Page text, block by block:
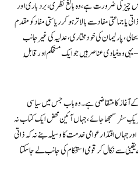
کی ضرورت ہے، وہ بالغ نظری، بردباری اور
یا جماعتی مفاد سے بالاتر ہو کر ریاستی مفاد کو مقدم
پارلیمان کی خودمختاری، عدلیہ کی غیر جانب
وہ بنیادی عناصر ہیں جو ایک مستحکم اور قابلِ
کے آغاز کا متقاضی ہے۔ وہ باب جس میں سیاسی
سفر سمجھا جائے، جہاں آئین محض ایک کتاب نہ
جہاں اقتدار عوامی خدمت کا وسیلہ بنے نہ کہ ذاتی
سے نکال کر قومی استحکام کی جانب لے جا سکتا